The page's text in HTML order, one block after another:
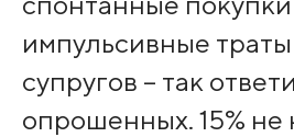
импульсивные
супругов – так
опрошенных. 15%